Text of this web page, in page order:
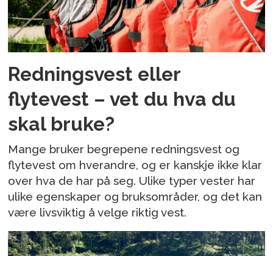
Redningsvest eller
flytevest – vet du hva du
skal bruke?
Mange bruker begrepene redningsvest og
flytevest om hverandre, og er kanskje ikke klar
over hva de har på seg. Ulike typer vester har
ulike egenskaper og bruksområder, og det kan
være livsviktig å velge riktig vest.